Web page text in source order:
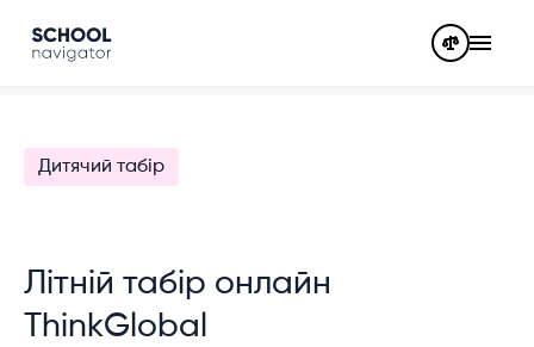
Дитячий табір
Літній табір онлайн
ThinkGlobal